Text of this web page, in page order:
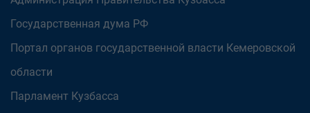
Государственная дума РФ
Портал органов государственной власти Кемеровской
области
Парламент Кузбасса